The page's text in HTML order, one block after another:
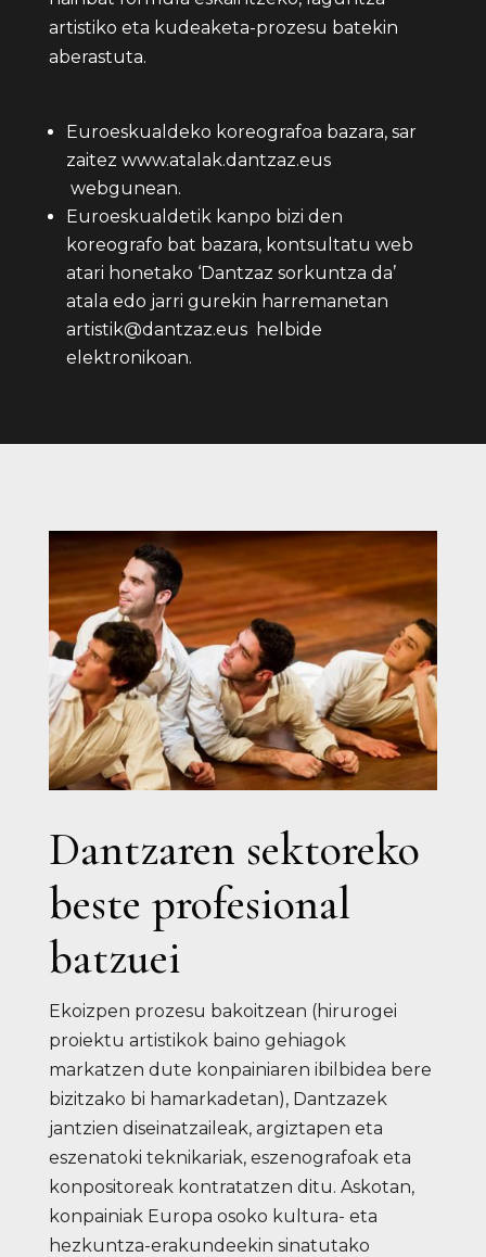
artistiko eta kudeaketa-prozesu batekin
aberastuta.
Euroeskualdeko koreografoa bazara, sar
zaitez www.atalak.dantzaz.eus
webgunean.
Euroeskualdetik kanpo bizi den
koreografo bat bazara, kontsultatu web
atari honetako ‘Dantzaz sorkuntza da’
atala edo jarri gurekin harremanetan
artistik@dantzaz.eushelbide
elektronikoan.
Dantzaren sektoreko
beste profesional
batzuei
Ekoizpen prozesu bakoitzean (hirurogei
proiektu artistikok baino gehiagok
markatzen dute konpainiaren ibilbidea bere
bizitzako bi hamarkadetan), Dantzazek
jantzien diseinatzaileak, argiztapen eta
eszenatoki teknikariak, eszenografoak eta
konpositoreak kontratatzen ditu. Askotan,
konpainiak Europa osoko kultura- eta
hezkuntza-erakundeekin sinatutako